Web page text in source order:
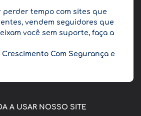
perder tempo com sites que
vendem seguidores que
você sem suporte, faça a
Crescimento Com Segurança e
A USAR NOSSO SITE